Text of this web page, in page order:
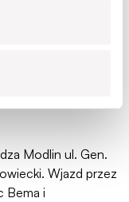
Historyczna w
Modlin ul. Gen.
Wjazd przez
Bema i